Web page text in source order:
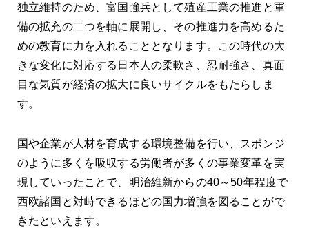
独立維持のため、富国強兵として殖産工業の推進と軍
備の拡充の二つを軸に展開し、その推進力を高めるた
めの教育に力を入れることとなります。この時代の大
きな変化に対応する日本人の柔軟さ、忍耐強さ、真面
目な気質が経済の拡大に良いサイクルをもたらしま
す。
国や企業が人材を育成する環境整備を行い、スポンジ
のように多くを吸収する労働者が多くの事業変革を実
現していったことで、明治維新からの40～50年程度で
西欧諸国と対峙できるほどの国力増強を図ることがで
きたといえます。